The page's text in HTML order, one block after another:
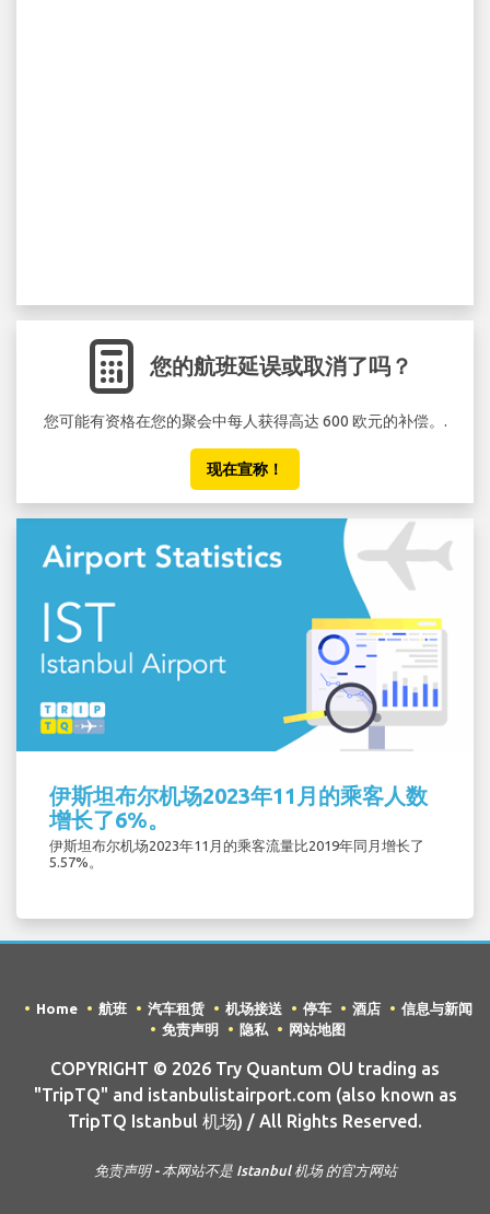
您的航班延误或取消了吗？
您可能有资格在您的聚会中每人获得高达 600 欧元的补偿。.
现在宣称！
伊斯坦布尔机场2023年11月的乘客人数
增长了6%。
伊斯坦布尔机场2023年11月的乘客流量比2019年同月增长了
5.57%。
Home 航班 汽车租赁 机场接送 停车 酒店
信息与新闻
免责声明
隐私 网站地图
COPYRIGHT © 2026 Try Quantum OU trading as
"TripTQ" and istanbulistairport.com (also known as
TripTQ Istanbul 机场) / All Rights Reserved.
免责声明 - 本网站不是 Istanbul 机场 的官方网站